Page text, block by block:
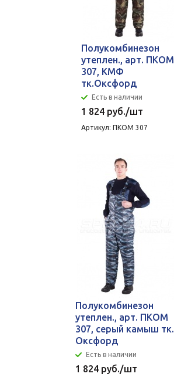
Полукомбинезон
утеплен., арт. ПКОМ
307, КМФ
тк.Оксфорд
Есть в наличии
1 824 руб./шт
Артикул: ПКОМ 307
Полукомбинезон
утеплен., арт. ПКОМ
307, серый камыш тк.
Оксфорд
Есть в наличии
1 824 руб./шт